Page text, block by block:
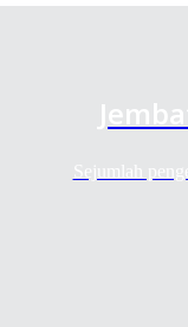
Sejumlah